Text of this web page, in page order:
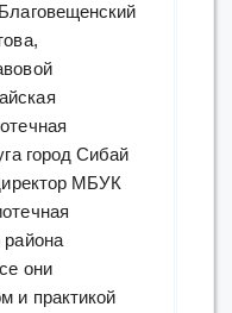
город Сибай
МБУК
района
они
и практикой